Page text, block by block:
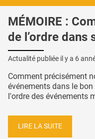
MÉMOIRE :
de l’ordre dans
Actualité publiée il y a 6
Comment précisément
événements dans le
l'ordre des événements
LIRE LA SUITE